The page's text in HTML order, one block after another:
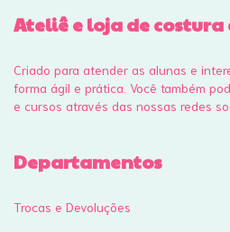
Ateliê e loja de
Criado para atender as alunas e
forma ágil e prática. Você também
e cursos através das nossas redes
Departamentos
Trocas e Devoluções